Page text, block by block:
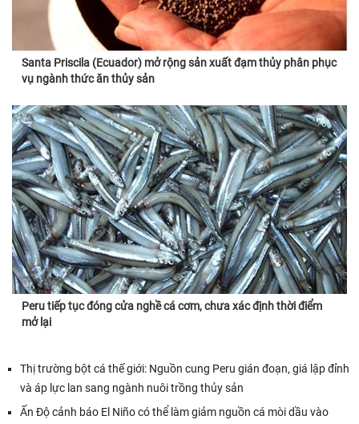
Santa Priscila (Ecuador) mở rộng sản xuất đạm thủy phân phục
vụ ngành thức ăn thủy sản
Peru tiếp tục đóng cửa nghề cá cơm, chưa xác định thời điểm
mở lại
Thị trường bột cá thế giới: Nguồn cung Peru gián đoạn, giá lập đỉnh
và áp lực lan sang ngành nuôi trồng thủy sản
Ấn Độ cảnh báo El Niño có thể làm giảm nguồn cá mòi dầu vào